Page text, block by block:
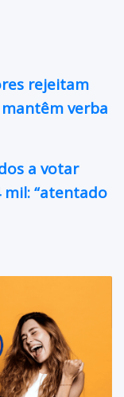
rejeitam
verba
a votar
mil: “atentado